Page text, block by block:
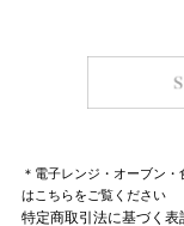
＊電子レンジ・オーブン
はこちらをご覧ください
特定商取引法に基づく表